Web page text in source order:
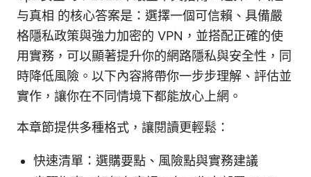
与真相 的核心答案是：選擇一個可信賴、具備嚴
格隱私政策與強力加密的 VPN，並搭配正確的使
用實務，可以顯著提升你的網路隱私與安全性，同
時降低風險。以下內容將帶你一步步理解、評估並
實作，讓你在不同情境下都能放心上網。
本章節提供多種格式，讓閱讀更輕鬆：
快速清單：選購要點、風險點與實務建議